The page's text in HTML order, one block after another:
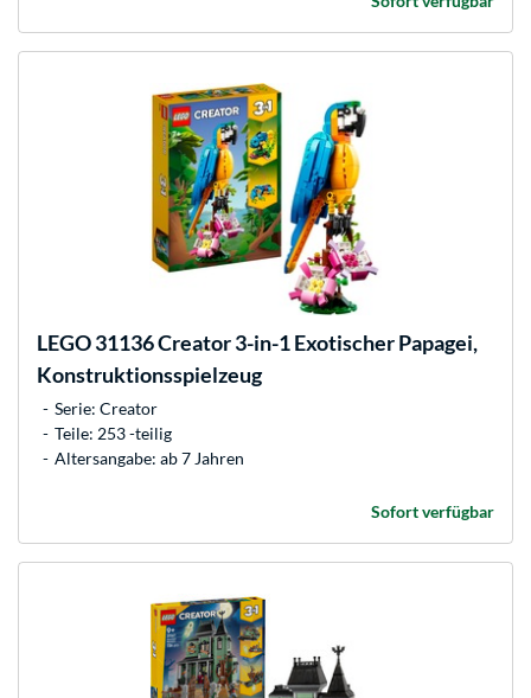
LEGO31136 Creator 3-in-1 Exotischer Papagei,
Konstruktionsspielzeug
Serie: Creator
Teile: 253 -teilig
Altersangabe: ab 7 Jahren
Sofort verfügbar